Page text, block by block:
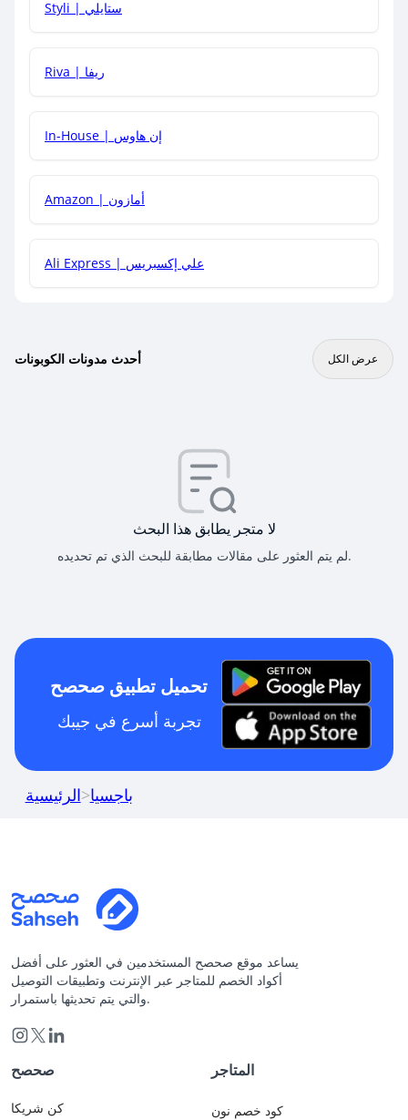
هل يمكنني جمع كود خصم مع العروض الأخرى؟
Styli | ستايلي
Riva | ريفا
In-House | إن هاوس
Amazon | أمازون
Ali Express | علي إكسبريس
أحدث مدونات الكوبونات عرض الكل
لا متجر يطابق هذا البحث
لم يتم العثور على مقالات مطابقة للبحث الذي تم تحديده.
تحميل تطبيق صحصح
تجربة أسرع في جيبك
الرئيسية>باجسيا
يساعد موقع صحصح المستخدمين في العثور على أفضل
أكواد الخصم للمتاجر عبر الإنترنت وتطبيقات التوصيل
والتي يتم تحديثها باستمرار.
صحصح
كن شريكا
المتاجر
كود خصم نون